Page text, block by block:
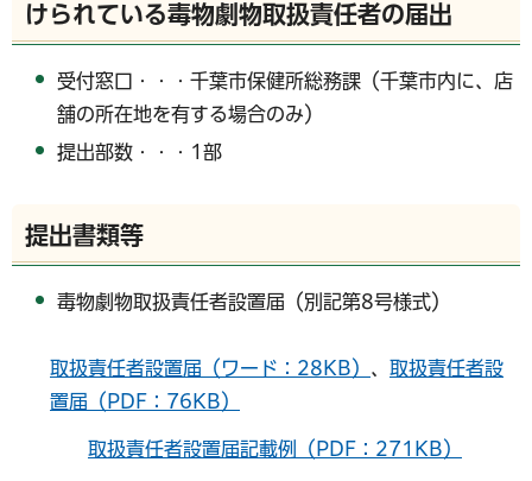
けられている毒物劇物取扱責任者の届出
受付窓口・・・千葉市保健所総務課（千葉市内に、店
舗の所在地を有する場合のみ）
提出部数・・・1部
提出書類等
毒物劇物取扱責任者設置届（別記第8号様式）
取扱責任者設置届（ワード：28KB） 、 取扱責任者設
置届（PDF：76KB）
取扱責任者設置届記載例（PDF：271KB）